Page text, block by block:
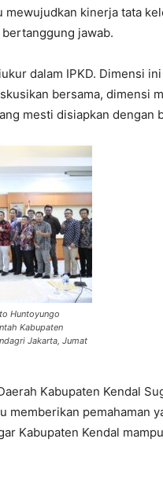
mewujudkan kinerja tata
jawab.
dalam IPKD. Dimensi
bersama, dimensi
mesti disiapkan dengan
Huntoyungo
Kabupaten
Jakarta, Jumat
Kabupaten Kendal
memberikan pemahaman
Kabupaten Kendal